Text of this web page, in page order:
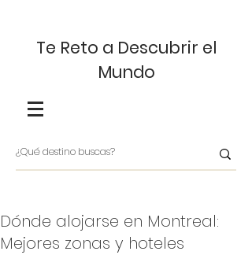
Te Reto a Descubrir el
Mundo
Dónde alojarse en Montreal:
Mejores zonas y hoteles